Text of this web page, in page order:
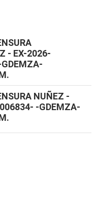
- EX-2026-
NUÑEZ -
-GDEMZA-